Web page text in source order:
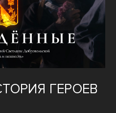
ГЕРОЕВ